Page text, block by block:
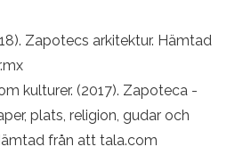
Zapotecs arkitektur. Hämtad
kulturer. (2017). Zapoteca -
plats, religion, gudar och
från att tala.com